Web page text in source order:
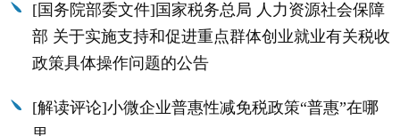
[国务院部委文件]国家税务总局 人力资源社会保障
部 关于实施支持和促进重点群体创业就业有关税收
政策具体操作问题的公告
[解读评论]小微企业普惠性减免税政策“普惠”在哪